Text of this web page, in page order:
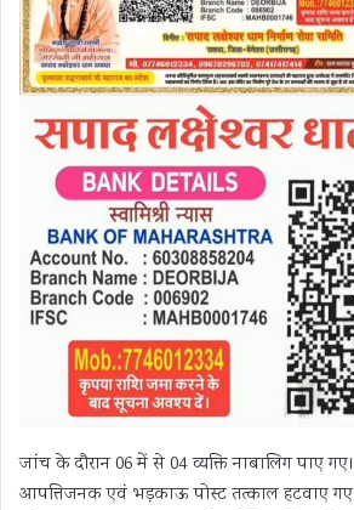
जांच के दौरान 06 में से 04 व्यक्ति नाबालिग पाए
आपत्तिजनक एवं भड़काऊ पोस्ट तत्काल हटवाए